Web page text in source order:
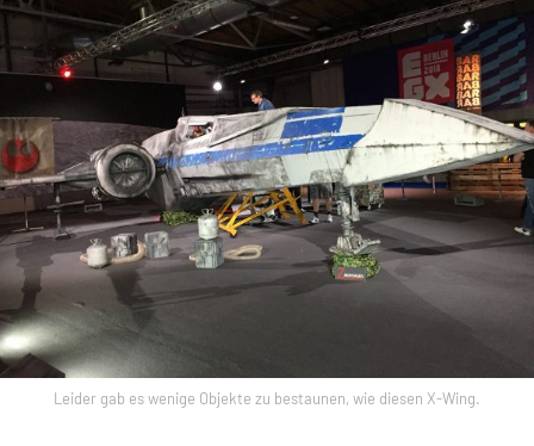
Leider gab es wenige Objekte zu bestaunen, wie diesen X-Wing.